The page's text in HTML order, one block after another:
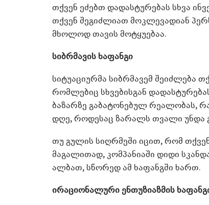
თქვენ ეძებთ დადასტურებას სხვა
თქვენ შეგიძლიათ მოკლევადიან
მხოლოდ თავის მოტყუებაა.
სიბრმავის ხაფანგი
სიტუაციურმა სიბრმავემ შეიძლება
რომლებიც სხვებისგან
ბაზარზე გაბატონებულ რეალობას,
დღე, როდესაც ზარალს თვალი უნდა
თუ გულის სიღრმეში იცით, რომ
მაგალითად, კომპანიაში დიდი
ალბათ, სწორედ ამ ხაფანგში ხართ.
ირაციონალური ენთუზიაზმის